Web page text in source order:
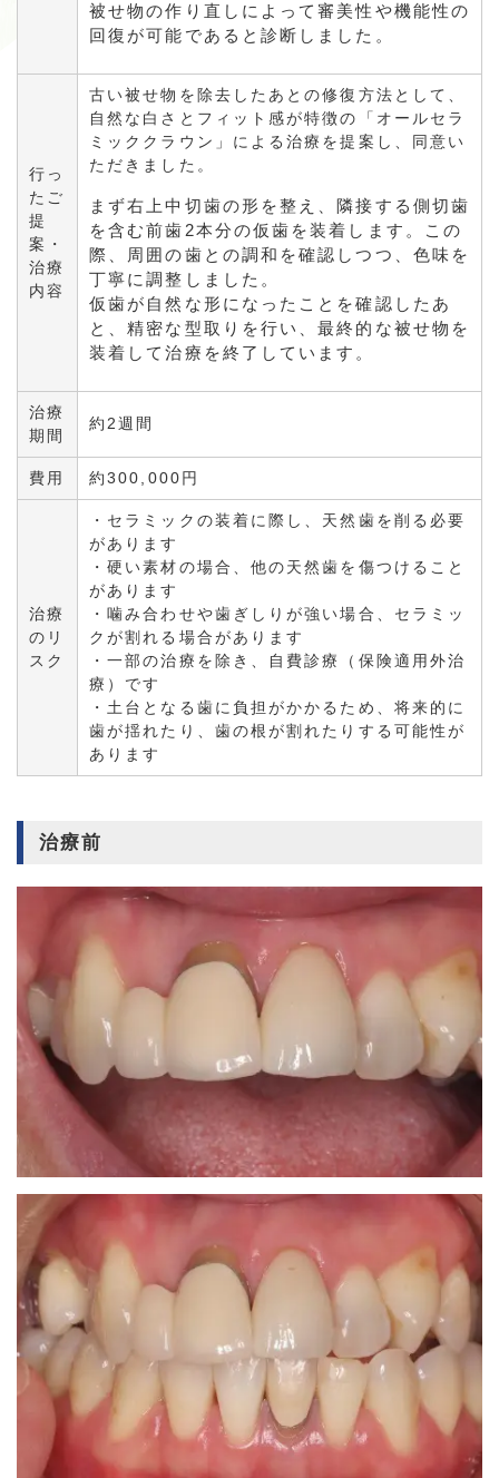
被せ物の作り直しによって審美性や機能性の
回復が可能であると診断しました。
行っ
たご
提
案・
治療
内容
古い被せ物を除去したあとの修復方法として、
自然な白さとフィット感が特徴の「オールセラ
ミッククラウン」による治療を提案し、同意い
ただきました。
まず右上中切歯の形を整え、隣接する側切歯
を含む前歯2本分の仮歯を装着します。この
際、周囲の歯との調和を確認しつつ、色味を
丁寧に調整しました。
仮歯が自然な形になったことを確認したあ
と、精密な型取りを行い、最終的な被せ物を
装着して治療を終了しています。
治療
期間
約2週間
費用 約300,000円
治療
のリ
スク
・セラミックの装着に際し、天然歯を削る必要
があります
・硬い素材の場合、他の天然歯を傷つけること
があります
・噛み合わせや歯ぎしりが強い場合、セラミッ
クが割れる場合があります
・一部の治療を除き、自費診療（保険適用外治
療）です
・土台となる歯に負担がかかるため、将来的に
歯が揺れたり、歯の根が割れたりする可能性が
あります
治療前